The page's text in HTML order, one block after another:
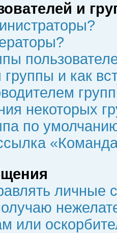
и
и как
некоторых
по
личные
или